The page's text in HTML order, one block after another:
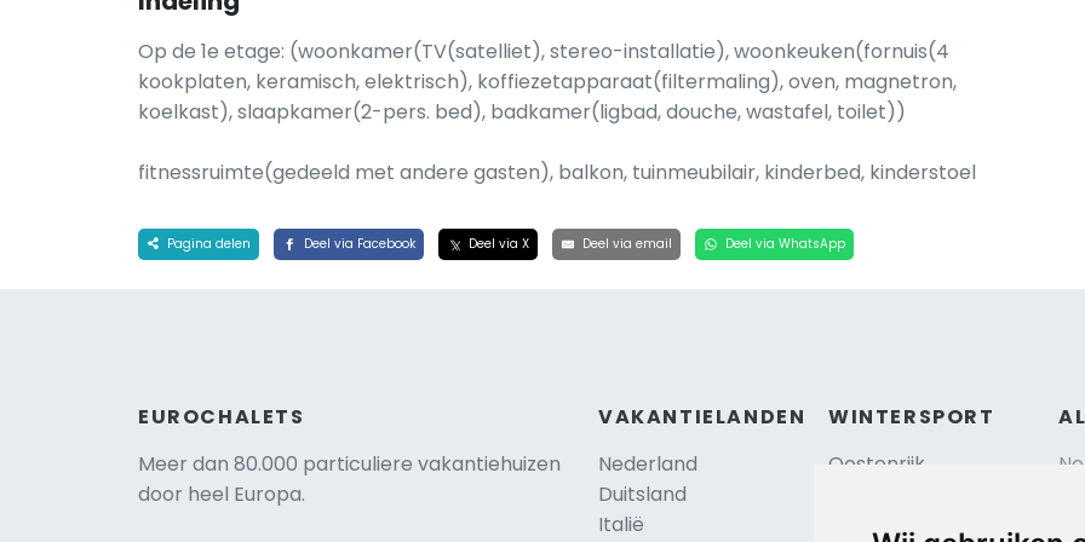
Op de 1e etage: (woonkamer(TV(satelliet), stereo-installatie), woonkeuken(fornuis(4
kookplaten, keramisch, elektrisch), koffiezetapparaat(filtermaling), oven, magnetron,
koelkast), slaapkamer(2-pers. bed), badkamer(ligbad, douche, wastafel, toilet))
fitnessruimte(gedeeld met andere gasten), balkon, tuinmeubilair, kinderbed, kinderstoel
Pagina delen Deel via Facebook Deel via X Deel via email Deel via WhatsApp
EUROCHALETS
Meer dan 80.000 particuliere vakantiehuizen
door heel Europa.
VAKANTIELANDEN
Nederland
Duitsland
Italië
WINTERSPORT
Oostenrijk
Zwitserland